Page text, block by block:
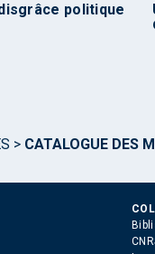
politique
> CATALOGUE DES